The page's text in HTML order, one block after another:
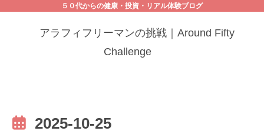
５０代からの健康・投資・リアル体験ブログ
アラフィフリーマンの挑戦｜Around Fifty
Challenge
2025-10-25